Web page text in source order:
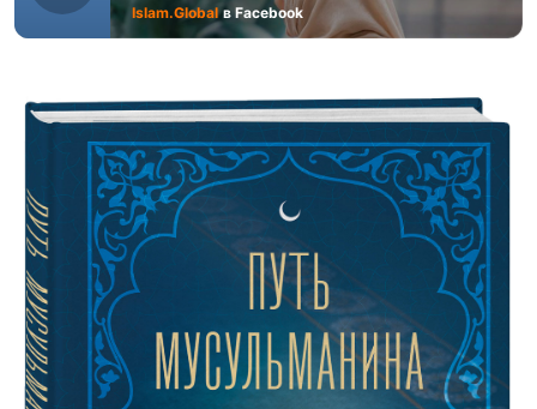
Islam.Global в Facebook